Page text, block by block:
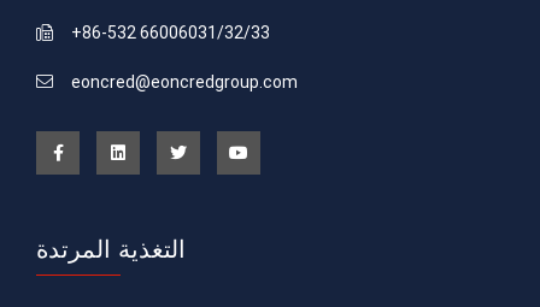
+86-532 66006031/32/33
eoncred@eoncredgroup.com
التغذية المرتدة